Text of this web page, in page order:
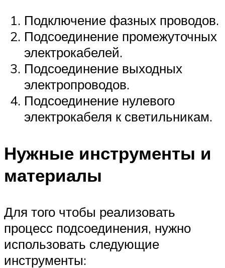
Подключение фазных проводов.
Подсоединение промежуточных
электрокабелей.
Подсоединение выходных
электропроводов.
Подсоединение нулевого
электрокабеля к светильникам.
Нужные инструменты и
материалы
Для того чтобы реализовать
процесс подсоединения, нужно
использовать следующие
инструменты: